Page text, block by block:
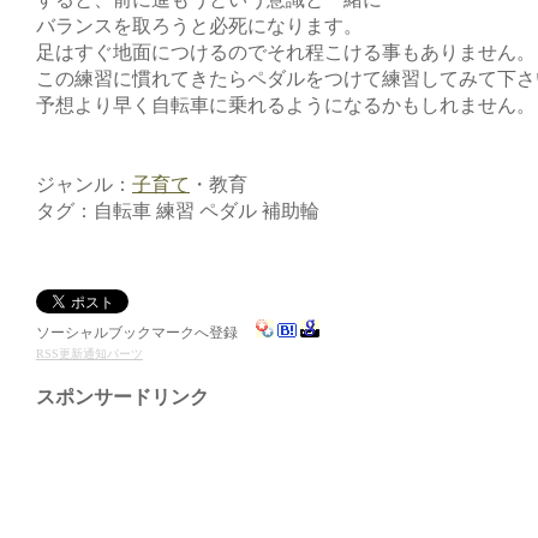
バランスを取ろうと必死になります。
足はすぐ地面につけるのでそれ程こける事もありません。
この練習に慣れてきたらペダルをつけて練習してみて下
予想より早く自転車に乗れるようになるかもしれません。
ジャンル： 子育て ・教育
タグ：自転車 練習 ペダル 補助輪
ソーシャルブックマークへ登録
RSS更新通知パーツ
スポンサードリンク